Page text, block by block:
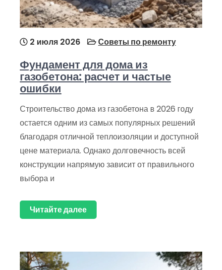
2 июля 2026 Советы по ремонту
Фундамент для дома из
газобетона: расчет и частые
ошибки
Строительство дома из газобетона в 2026 году
остается одним из самых популярных решений
благодаря отличной теплоизоляции и доступной
цене материала. Однако долговечность всей
конструкции напрямую зависит от правильного
выбора и
Читайте далее